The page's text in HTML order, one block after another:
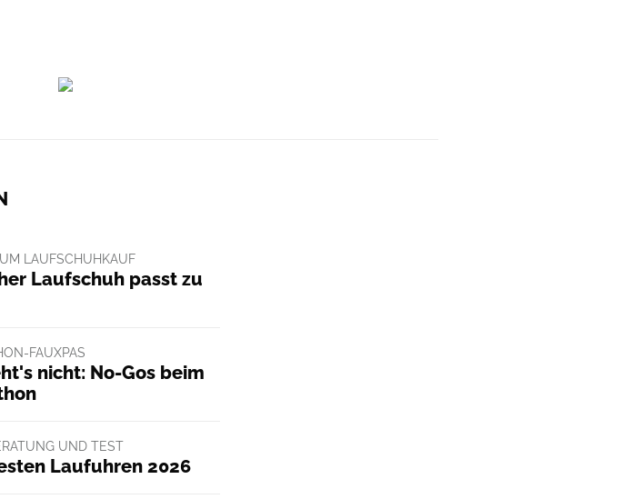
LAUFSCHUHKAUF
Laufschuh passt zu
FAUXPAS
nicht: No-Gos beim
UND TEST
Laufuhren 2026